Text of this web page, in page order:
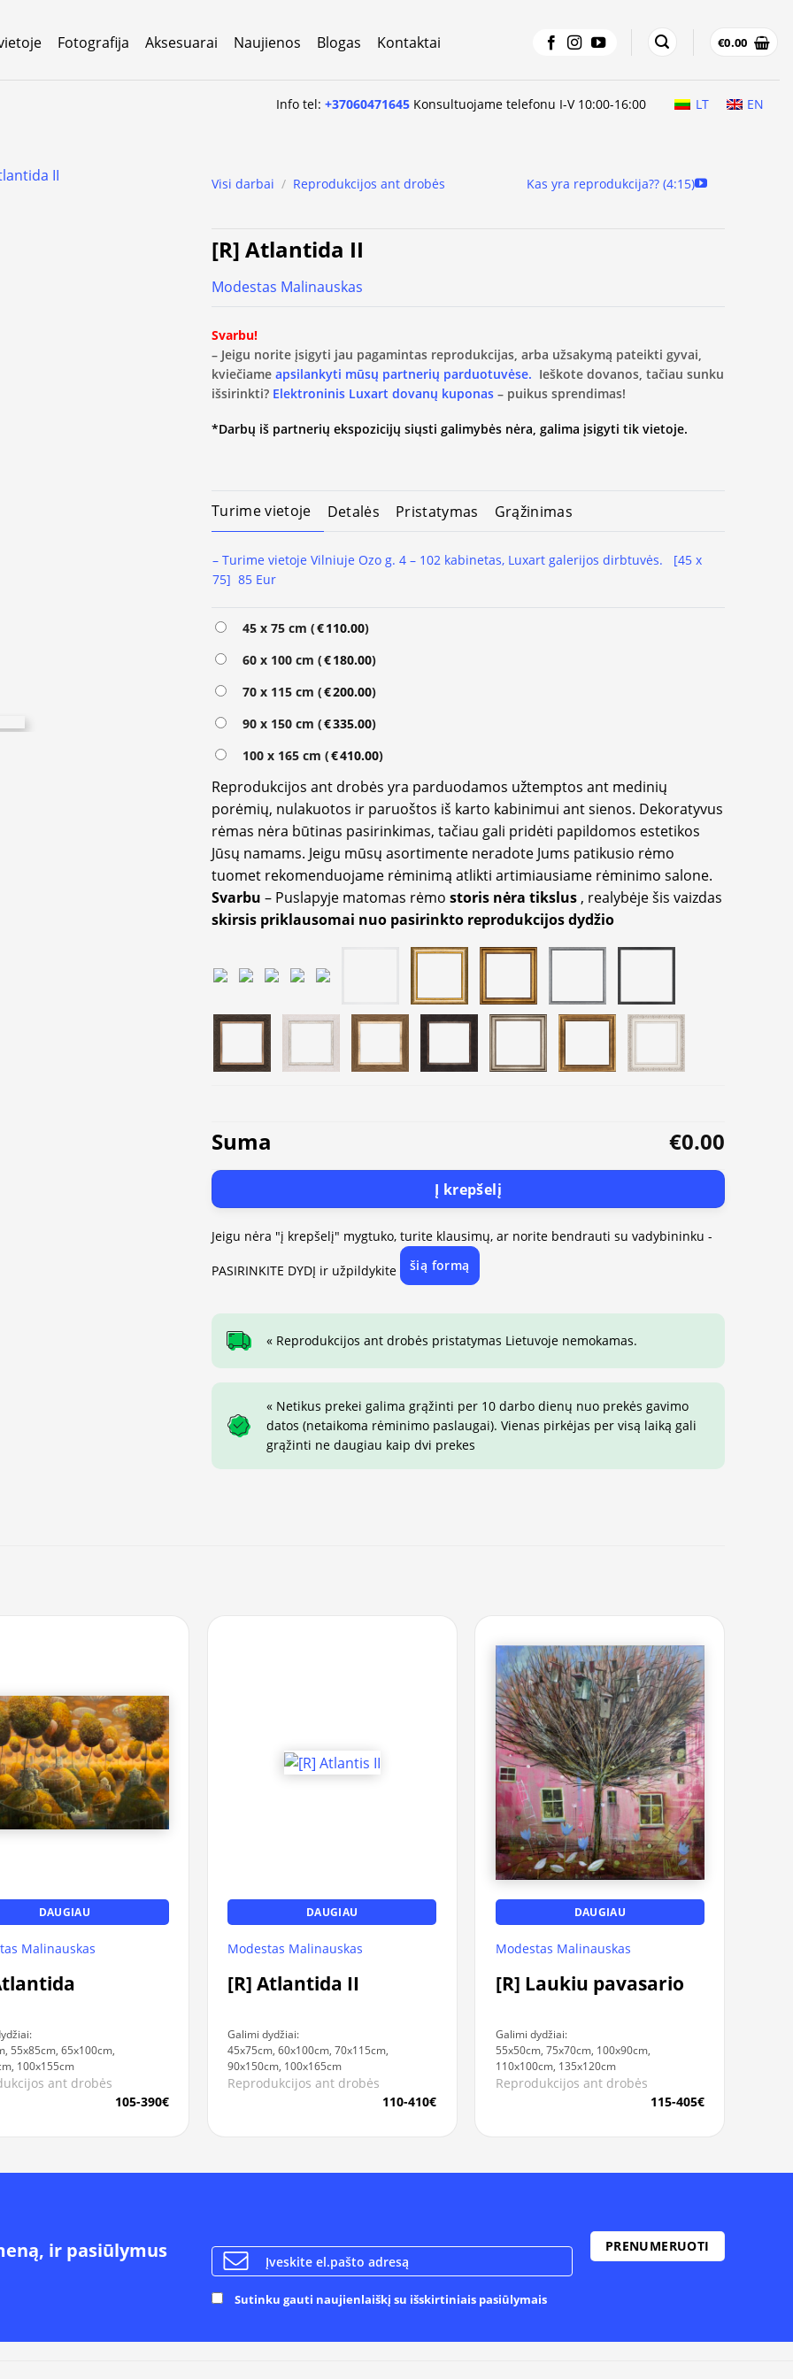
Fotografija Aksesuarai Naujienos Blogas Kontaktai €0.00
Info tel:+37060471645 Konsultuojame telefonu I-V 10:00-16:00 LT EN
Visi darbai / Reprodukcijos ant drobės Kas yra reprodukcija?? (4:15)
[R] Atlantida II
Modestas Malinauskas
Svarbu!
– Jeigu norite įsigyti jau pagamintas reprodukcijas, arba užsakymą pateikti gyvai,
kviečiame apsilankyti mūsų partnerių parduotuvėse. Ieškote dovanos, tačiau sunku
išsirinkti? Elektroninis Luxart dovanų kuponas – puikus sprendimas!
*Darbų iš partnerių ekspozicijų siųsti galimybės nėra, galima įsigyti tik vietoje.
Turime vietoje Detalės Pristatymas Grąžinimas
– Turime vietoje Vilniuje Ozo g. 4 – 102 kabinetas, Luxart galerijos dirbtuvės.
[45 x
75] 85 Eur
45 x 75 cm (€110.00)
60 x 100 cm (€180.00)
70 x 115 cm (€200.00)
90 x 150 cm (€335.00)
100 x 165 cm (€410.00)
Reprodukcijos ant drobės yra parduodamos užtemptos ant medinių
porėmių, nulakuotos ir paruoštos iš karto kabinimui ant sienos. Dekoratyvus
rėmas nėra būtinas pasirinkimas, tačiau gali pridėti papildomos estetikos
Jūsų namams. Jeigu mūsų asortimente neradote Jums patikusio rėmo
tuomet rekomenduojame rėminimą atlikti artimiausiame rėminimo salone.
Svarbu – Puslapyje matomas rėmo storis nėra tikslus , realybėje šis vaizdas
skirsis priklausomai nuo pasirinkto reprodukcijos dydžio
Suma €0.00
Į krepšelį
Alternative:
Jeigu nėra "į krepšelį" mygtuko, turite klausimų, ar norite bendrauti su vadybininku -
PASIRINKITE DYDĮ ir užpildykite šią formą
« Reprodukcijos ant drobės pristatymas Lietuvoje nemokamas.
« Netikus prekei galima grąžinti per 10 darbo dienų nuo prekės gavimo
datos (netaikoma rėminimo paslaugai). Vienas pirkėjas per visą laiką gali
grąžinti ne daugiau kaip dvi prekes
DAUGIAU
Malinauskas
55x85cm, 65x100cm,
100x155cm
ant drobės
105-390€
DAUGIAU
Modestas Malinauskas
[R] Atlantida II
Galimi dydžiai:
45x75cm, 60x100cm, 70x115cm,
90x150cm, 100x165cm
Reprodukcijos ant drobės
110-410€
DAUGIAU
Modestas Malinauskas
[R] Laukiu pavasario
Galimi dydžiai:
55x50cm, 75x70cm, 100x90cm,
110x100cm, 135x120cm
Reprodukcijos ant drobės
115-405€
ir pasiūlymus
Sutinku gauti naujienlaiškį su išskirtiniais pasiūlymais